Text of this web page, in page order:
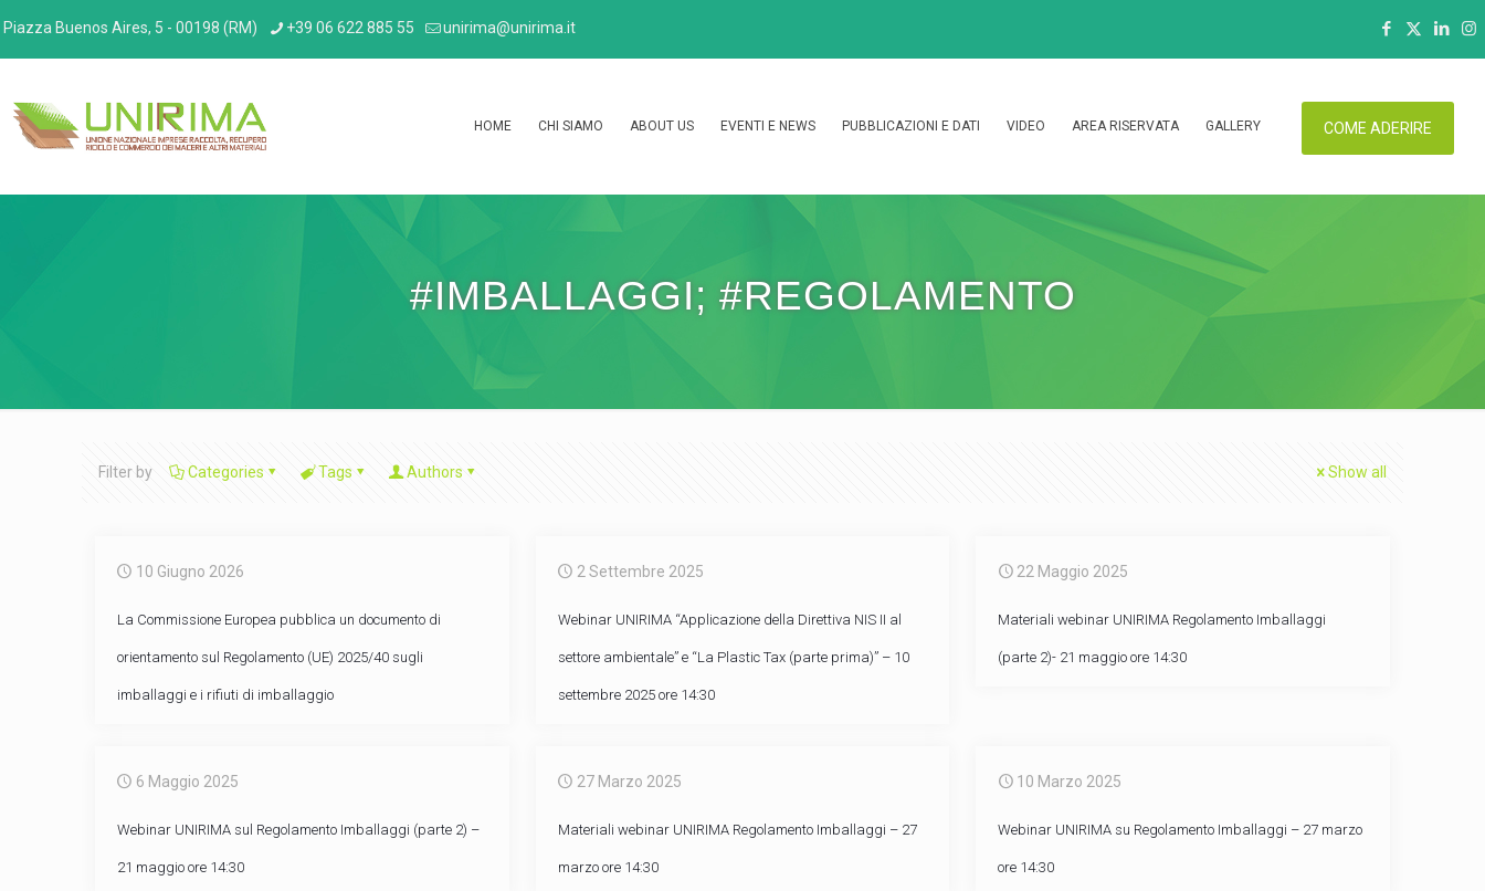
Piazza Buenos Aires, 5 - 00198 (RM) +39 06 622 885 55 unirima@unirima.it
HOME CHI SIAMO ABOUT US EVENTI E NEWS PUBBLICAZIONI E DATI VIDEO AREA RISERVATA GALLERY COME ADERIRE
#IMBALLAGGI; #REGOLAMENTO
Filter by Categories Tags Authors Show all
10 Giugno 2026
La Commissione Europea pubblica un documento di
orientamento sul Regolamento (UE) 2025/40 sugli
imballaggi e i rifiuti di imballaggio
2 Settembre 2025
Webinar UNIRIMA “Applicazione della Direttiva NIS II al
settore ambientale” e “La Plastic Tax (parte prima)” – 10
settembre 2025 ore 14:30
22 Maggio 2025
Materiali webinar UNIRIMA Regolamento Imballaggi
(parte 2)- 21 maggio ore 14:30
6 Maggio 2025
Webinar UNIRIMA sul Regolamento Imballaggi (parte 2) –
21 maggio ore 14:30
27 Marzo 2025
Materiali webinar UNIRIMA Regolamento Imballaggi – 27
marzo ore 14:30
10 Marzo 2025
Webinar UNIRIMA su Regolamento Imballaggi – 27 marzo
ore 14:30